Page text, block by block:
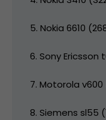
5. Nokia 6610
6. Sony Ericsson
7. Motorola v600
8. Siemens sl55